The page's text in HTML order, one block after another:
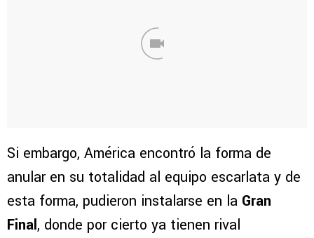
Si embargo, América encontró la forma de
anular en su totalidad al equipo escarlata y de
esta forma, pudieron instalarse en la Gran
Final, donde por cierto ya tienen rival